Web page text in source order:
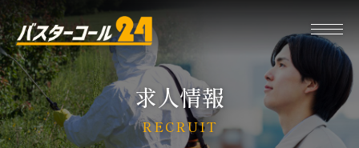
求人情報
RECRUIT